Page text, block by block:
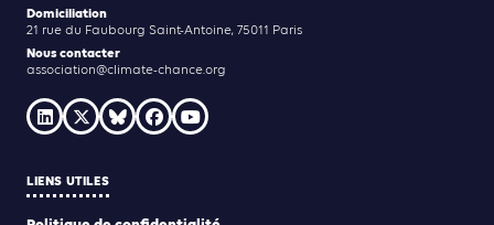
Domiciliation
21 rue du Faubourg Saint-Antoine, 75011 Paris
Nous contacter
association@climate-chance.org
LIENS UTILES